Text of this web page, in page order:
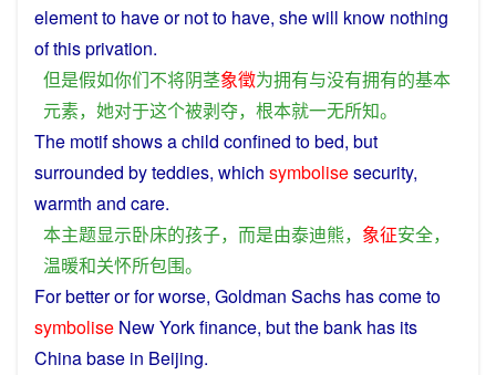
elementto haveornotto have, shewill know nothing
ofthisprivation.
但是假如你们不将阴茎象徵为拥有与没有拥有的基本
元素， 她对于这个被剥夺， 根本就一无所知。
The motifshowsachild confined tobed, but
surrounded byteddies, which symbolisesecurity,
warmth and care.
本主题显示卧床的孩子， 而是由泰迪熊， 象征安全，
温暖和关怀所包围。
Forbetteror forworse, Goldman Sachs hascometo
symbolise NewYorkfinance, butthebank has its
Chinabase in Beijing.